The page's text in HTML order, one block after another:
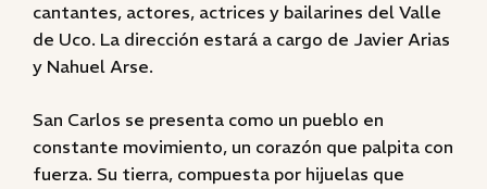
cantantes, actores, actrices y bailarines del Valle
de Uco. La dirección estará a cargo de Javier Arias
y Nahuel Arse.
San Carlos se presenta como un pueblo en
constante movimiento, un corazón que palpita con
fuerza. Su tierra, compuesta por hijuelas que